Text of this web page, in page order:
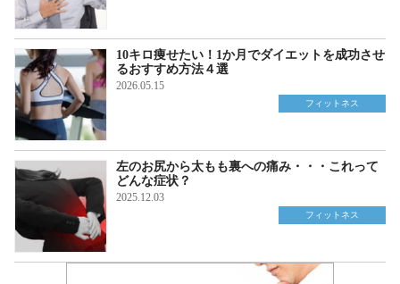
10キロ痩せたい！1か月でダイエットを成功させ
るおすすめ方法４選
2026.05.15
フィットネス
左のお尻から太もも裏への痛み・・・これって
どんな症状？
2025.12.03
フィットネス